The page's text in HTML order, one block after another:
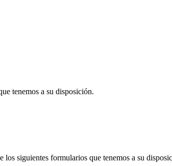
tenemos a su disposición.
siguientes formularios que tenemos a su